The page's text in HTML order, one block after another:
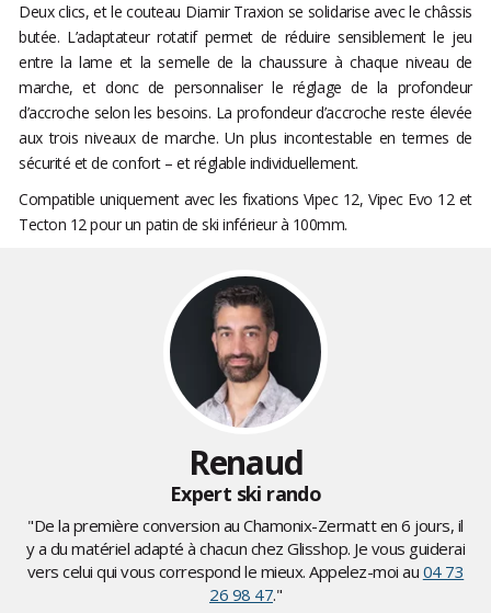
Deux clics, et le couteau Diamir Traxion se solidarise avec le châssis
butée. L’adaptateur rotatif permet de réduire sensiblement le jeu
entre la lame et la semelle de la chaussure à chaque niveau de
marche, et donc de personnaliser le réglage de la profondeur
d’accroche selon les besoins. La profondeur d’accroche reste élevée
aux trois niveaux de marche. Un plus incontestable en termes de
sécurité et de confort – et réglable individuellement.
Compatible uniquement avec les fixations Vipec 12, Vipec Evo 12 et
Tecton 12 pour un patin de ski inférieur à 100mm.
Renaud
Expert ski rando
"De la première conversion au Chamonix-Zermatt en 6 jours, il
y a du matériel adapté à chacun chez Glisshop. Je vous guiderai
vers celui qui vous correspond le mieux. Appelez-moi au 04 73
26 98 47."